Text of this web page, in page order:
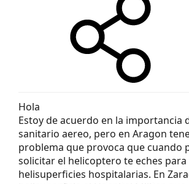
Hola
Estoy de acuerdo en la importancia
sanitario aereo, pero en Aragon
problema que provoca que cuando
solicitar el helicoptero te eches
helisuperficies hospitalarias. En